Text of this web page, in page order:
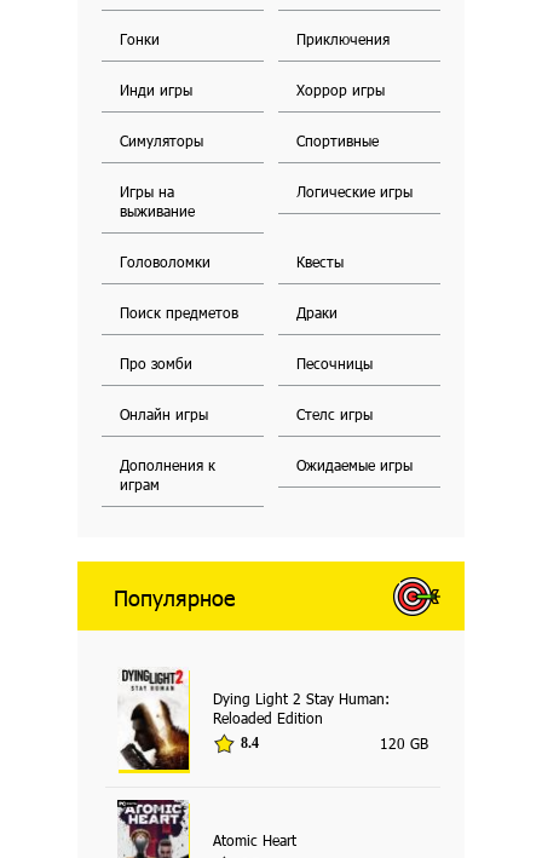
Гонки Приключения
Инди игры Хоррор игры
Симуляторы Спортивные
Игры на
выживание
Логические игры
Головоломки Квесты
Поиск предметов Драки
Про зомби Песочницы
Онлайн игры Стелс игры
Дополнения к
играм
Ожидаемые игры
Популярное
Dying Light 2 Stay Human:
Reloaded Edition
8.4 120 GB
Atomic Heart